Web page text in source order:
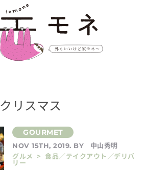
クリスマス
NOV 15TH, 2019. BY
中山秀明
グルメ > 食品／テイクアウト／デリバ
リー